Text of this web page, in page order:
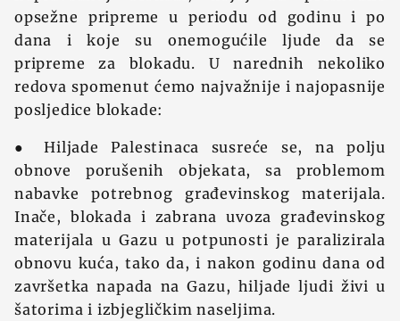
opsežne pripreme u periodu od godinu i po
dana i koje su onemogućile ljude da se
pripreme za blokadu. U narednih nekoliko
redova spomenut ćemo najvažnije i najopasnije
posljedice blokade:
● Hiljade Palestinaca susreće se, na polju
obnove porušenih objekata, sa problemom
nabavke potrebnog građevinskog materijala.
Inače, blokada i zabrana uvoza građevinskog
materijala u Gazu u potpunosti je paralizirala
obnovu kuća, tako da, i nakon godinu dana od
završetka napada na Gazu, hiljade ljudi živi u
šatorima i izbjegličkim naseljima.